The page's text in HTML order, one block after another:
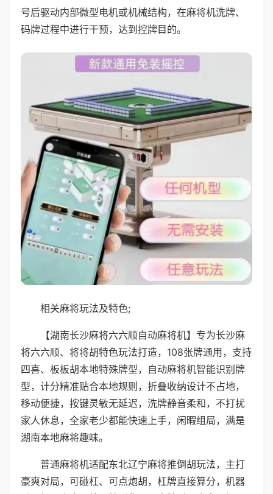
号后驱动内部微型电机或机械结构，在麻将机洗牌、
码牌过程中进行干预，达到控牌目的。
相关麻将玩法及特色;
【湖南长沙麻将六六顺自动麻将机】专为长沙麻
将六六顺、将将胡特色玩法打造，108张牌通用，支持
四喜、板板胡本地特殊牌型，自动麻将机智能识别牌
型，计分精准贴合本地规则，折叠收纳设计不占地，
移动便捷，按键灵敏无延迟，洗牌静音柔和，不打扰
家人休息，全家老少都能快速上手，闲暇组局，满是
湖南本地麻将趣味。
普通麻将机适配东北辽宁麻将推倒胡玩法，主打
豪爽对局，可碰杠、可点炮胡，杠牌直接算分，机器